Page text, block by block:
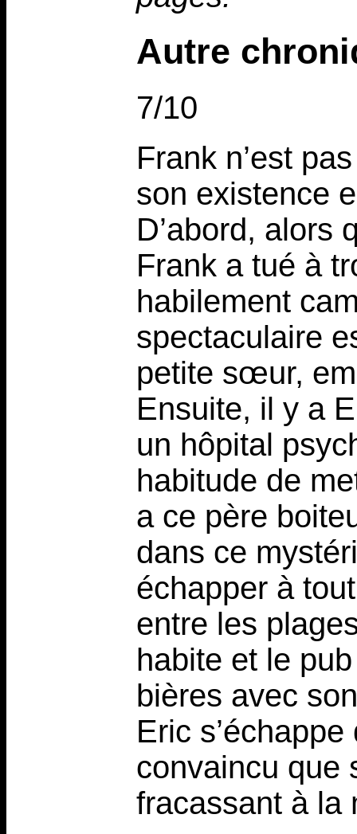
Autre
7/10
Frank n’est
son existence
D’abord, alors
Frank a tué à
habilement
spectaculaire
petite sœur,
Ensuite, il y a
un hôpital
habitude de
a ce père
dans ce
échapper à
entre les
habite et le
bières avec
Eric
convaincu que
fracassant à la